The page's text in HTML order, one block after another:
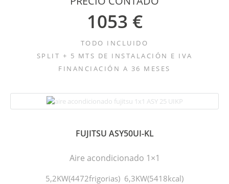
1053 €
TODO INCLUIDO
SPLIT + 5 MTS DE INSTALACIÓN E IVA
FINANCIACIÓN A 36 MESES
FUJITSU ASY50UI-KL
Aire acondicionado 1×1
5,2KW(4472frigorias) 6,3KW(5418kcal)